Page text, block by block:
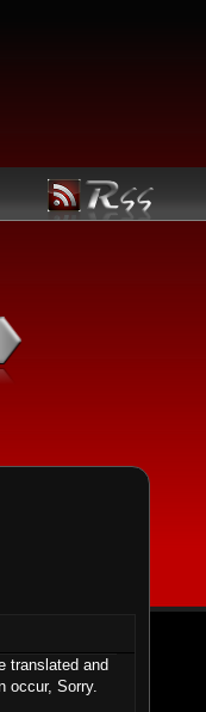
utama yang Anda butuhkan:
Jadwal Rilis
translated and
occur, Sorry.